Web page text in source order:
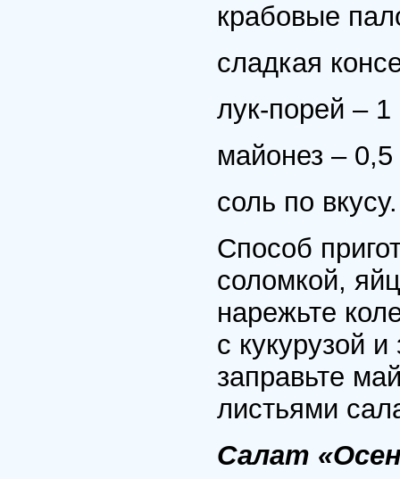
крабовые
сладкая
лук-порей –
майонез – 0,5
соль по вкусу.
Способ
соломкой,
нарежьте
с кукурузой
заправьте
листьями
Салат